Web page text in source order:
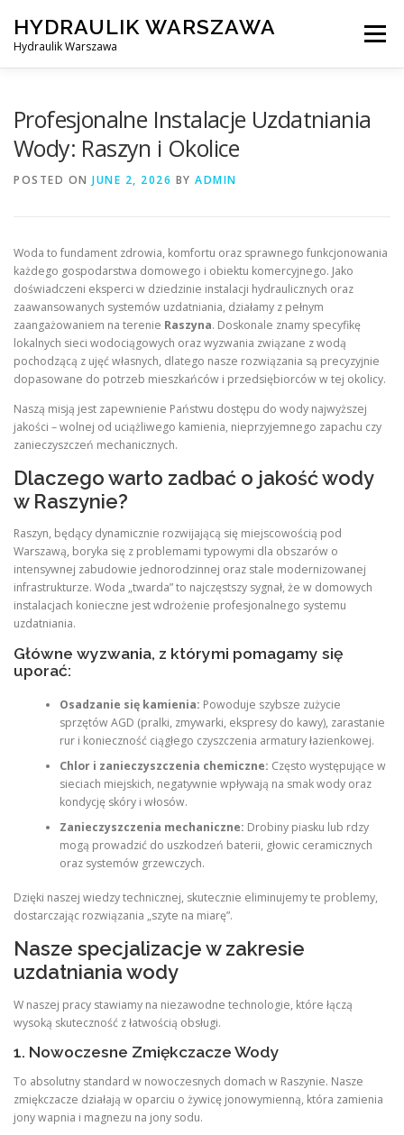
content
HYDRAULIK WARSZAWA
Hydraulik Warszawa
Menu
Profesjonalne Instalacje Uzdatniania
Wody: Raszyn i Okolice
POSTED ON JUNE 2, 2026 BY ADMIN
Woda to fundament zdrowia, komfortu oraz sprawnego funkcjonowania
każdego gospodarstwa domowego i obiektu komercyjnego. Jako
doświadczeni eksperci w dziedzinie instalacji hydraulicznych oraz
zaawansowanych systemów uzdatniania, działamy z pełnym
zaangażowaniem na terenie Raszyna. Doskonale znamy specyfikę
lokalnych sieci wodociągowych oraz wyzwania związane z wodą
pochodzącą z ujęć własnych, dlatego nasze rozwiązania są precyzyjnie
dopasowane do potrzeb mieszkańców i przedsiębiorców w tej okolicy.
Naszą misją jest zapewnienie Państwu dostępu do wody najwyższej
jakości – wolnej od uciążliwego kamienia, nieprzyjemnego zapachu czy
zanieczyszczeń mechanicznych.
Dlaczego warto zadbać o jakość wody
w Raszynie?
Raszyn, będący dynamicznie rozwijającą się miejscowością pod
Warszawą, boryka się z problemami typowymi dla obszarów o
intensywnej zabudowie jednorodzinnej oraz stale modernizowanej
infrastrukturze. Woda „twarda” to najczęstszy sygnał, że w domowych
instalacjach konieczne jest wdrożenie profesjonalnego systemu
uzdatniania.
Główne wyzwania, z którymi pomagamy się
uporać:
Osadzanie się kamienia: Powoduje szybsze zużycie
sprzętów AGD (pralki, zmywarki, ekspresy do kawy), zarastanie
rur i konieczność ciągłego czyszczenia armatury łazienkowej.
Chlor i zanieczyszczenia chemiczne: Często występujące w
sieciach miejskich, negatywnie wpływają na smak wody oraz
kondycję skóry i włosów.
Zanieczyszczenia mechaniczne: Drobiny piasku lub rdzy
mogą prowadzić do uszkodzeń baterii, głowic ceramicznych
oraz systemów grzewczych.
Dzięki naszej wiedzy technicznej, skutecznie eliminujemy te problemy,
dostarczając rozwiązania „szyte na miarę”.
Nasze specjalizacje w zakresie
uzdatniania wody
W naszej pracy stawiamy na niezawodne technologie, które łączą
wysoką skuteczność z łatwością obsługi.
1. Nowoczesne Zmiękczacze Wody
To absolutny standard w nowoczesnych domach w Raszynie. Nasze
zmiękczacze działają w oparciu o żywicę jonowymienną, która zamienia
jony wapnia i magnezu na jony sodu.